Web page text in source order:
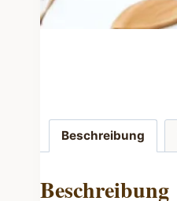
Beschreibung
Beschreibung